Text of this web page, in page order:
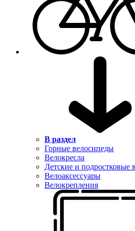
В раздел
Горные велосипеды
Велокресла
Детские и подростковые
Велоаксессуары
Велокрепления